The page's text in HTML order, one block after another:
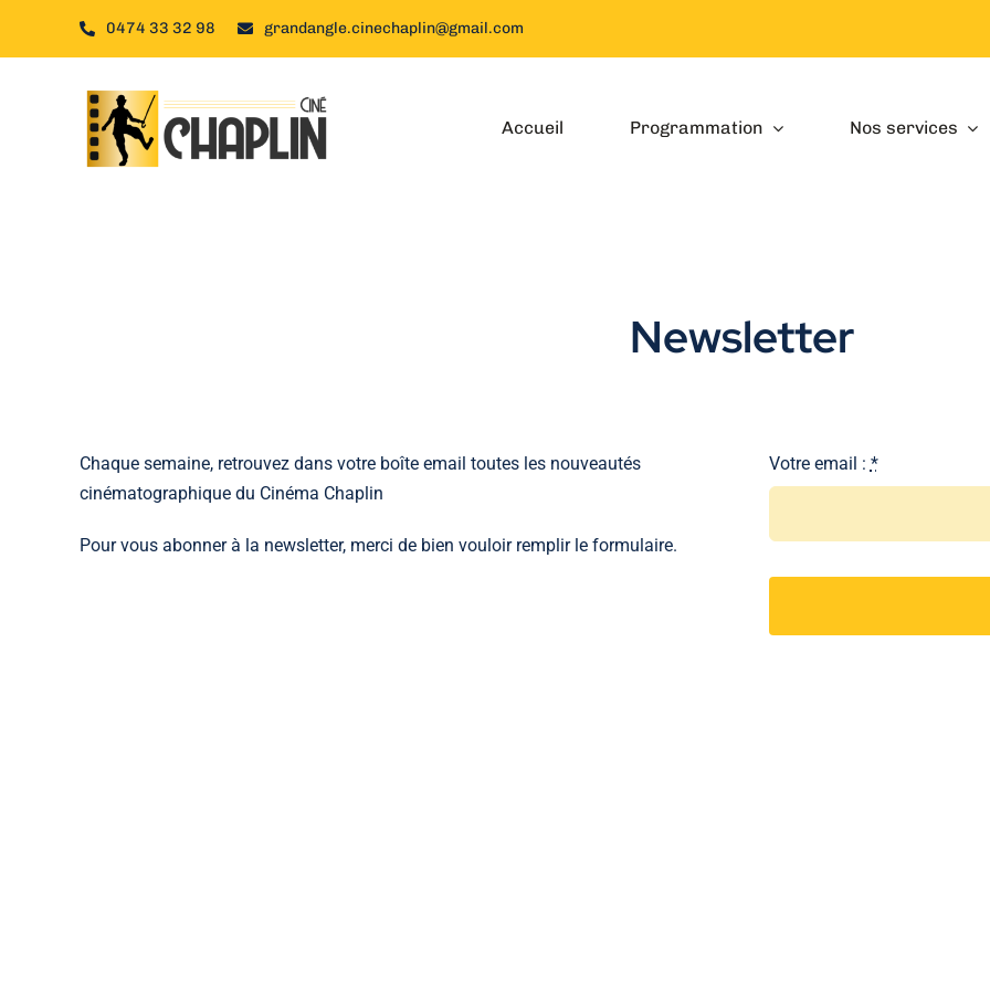
0474 33 32 98 grandangle.cinechaplin@gmail.com
Accueil Programmation Nos services
Newsletter
Chaque semaine, retrouvez dans votre boîte email toutes les nouveautés
cinématographique du Cinéma Chaplin
Pour vous abonner à la newsletter, merci de bien vouloir remplir le formulaire.
Votre email : *